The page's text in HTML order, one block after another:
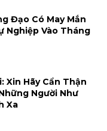
Đạo Có May Mắn
Nghiệp Vào Tháng
Xin Hãy Cẩn Thận
Người Như
Xa